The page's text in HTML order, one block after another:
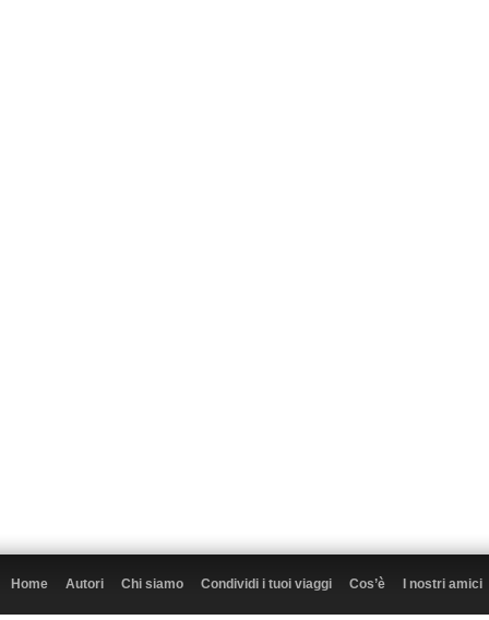
Home Autori Chi siamo Condividi i tuoi viaggi Cos’è I nostri amici